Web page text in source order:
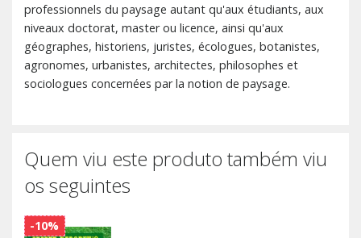
professionnels du paysage autant qu'aux étudiants, aux
niveaux doctorat, master ou licence, ainsi qu'aux
géographes, historiens, juristes, écologues, botanistes,
agronomes, urbanistes, architectes, philosophes et
sociologues concernées par la notion de paysage.
Quem viu este produto também viu
os seguintes
-10%